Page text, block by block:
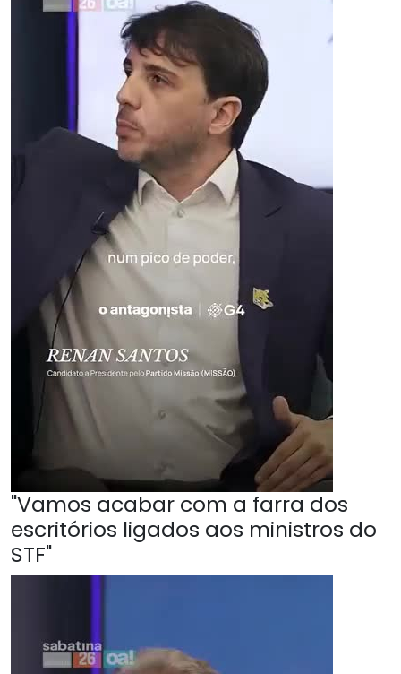
"Vamos acabar com a farra dos
escritórios ligados aos ministros do
STF"